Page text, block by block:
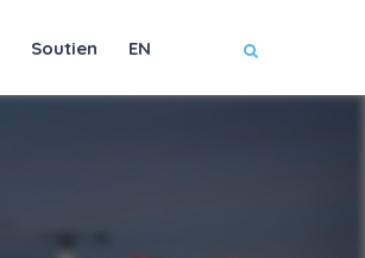
Soutien EN